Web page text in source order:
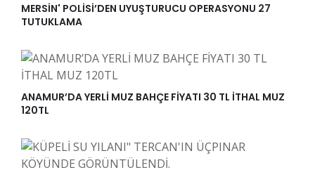
MERSİN' POLİSİ’DEN UYUŞTURUCU OPERASYONU 27
TUTUKLAMA
ANAMUR’DA YERLİ MUZ BAHÇE FİYATI 30 TL İTHAL MUZ
120TL